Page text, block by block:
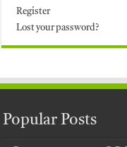
Register
Lost your password?
Popular Posts